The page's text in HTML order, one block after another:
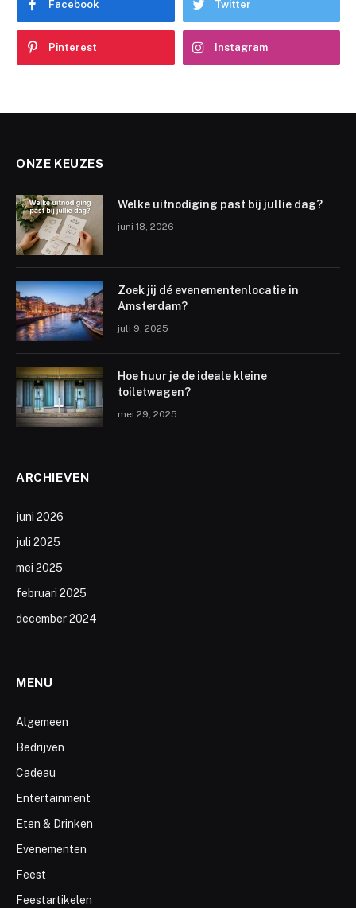
Facebook Twitter
Pinterest Instagram
ONZE KEUZES
Welke uitnodiging past bij jullie dag?
juni 18, 2026
Zoek jij dé evenementenlocatie in
Amsterdam?
juli 9, 2025
Hoe huur je de ideale kleine
toiletwagen?
mei 29, 2025
ARCHIEVEN
juni 2026
juli 2025
mei 2025
februari 2025
december 2024
MENU
Algemeen
Bedrijven
Cadeau
Entertainment
Eten & Drinken
Evenementen
Feest
Feestartikelen